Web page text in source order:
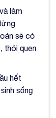
làm
sẽ có
thói quen
hết
sống